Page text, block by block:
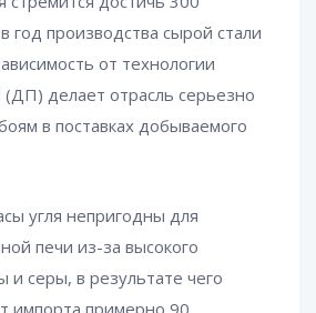
год производства сырой стали
от технологии
делает отрасль серьезно
в поставках добываемого
угля непригодны для
печи из-за высокого
и серы, в результате чего
импорта примерно 90